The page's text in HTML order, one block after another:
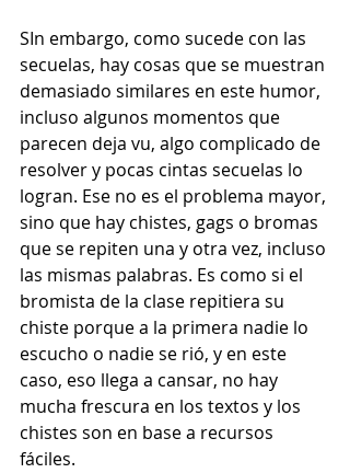
SIn embargo, como sucede con las
secuelas, hay cosas que se muestran
demasiado similares en este humor,
incluso algunos momentos que
parecen deja vu, algo complicado de
resolver y pocas cintas secuelas lo
logran. Ese no es el problema mayor,
sino que hay chistes, gags o bromas
que se repiten una y otra vez, incluso
las mismas palabras. Es como si el
bromista de la clase repitiera su
chiste porque a la primera nadie lo
escucho o nadie se rió, y en este
caso, eso llega a cansar, no hay
mucha frescura en los textos y los
chistes son en base a recursos
fáciles.